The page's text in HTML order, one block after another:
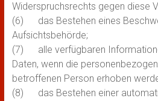
Widerspruchsrechts gegen diese
(6) das Bestehen eines
Aufsichtsbehörde;
(7) alle verfügbaren
Daten, wenn die
betroffenen Person erhoben
(8) das Bestehen einer